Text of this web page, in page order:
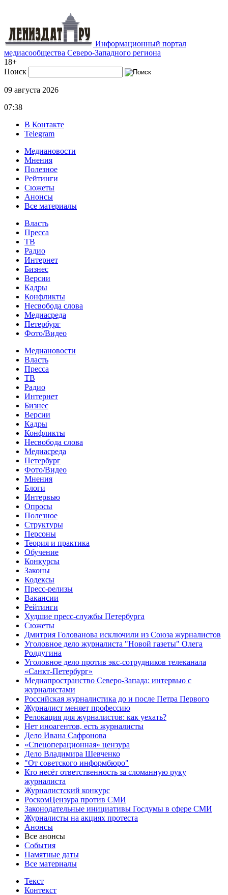
Информационный портал
медиасообщества Северо-Западного региона
18+
Поиск
09 августа 2026
07:38
В Контакте
Telegram
Медиановости
Мнения
Полезное
Рейтинги
Сюжеты
Анонсы
Все материалы
Власть
Пресса
ТВ
Радио
Интернет
Бизнес
Версии
Кадры
Конфликты
Несвобода слова
Медиасреда
Петербург
Фото/Видео
Медиановости
Власть
Пресса
ТВ
Радио
Интернет
Бизнес
Версии
Кадры
Конфликты
Несвобода слова
Медиасреда
Петербург
Фото/Видео
Мнения
Блоги
Интервью
Опросы
Полезное
Структуры
Персоны
Теория и практика
Обучение
Конкурсы
Законы
Кодексы
Пресс-релизы
Вакансии
Рейтинги
Худшие пресс-службы Петербурга
Сюжеты
Дмитрия Голованова исключили из Союза журналистов
Уголовное дело журналиста "Новой газеты" Олега
Ролдугина
Уголовное дело против экс-сотрудников телеканала
«Санкт-Петербург»
Медиапространство Северо-Запада: интервью с
журналистами
Российская журналистика до и после Петра Первого
Журналист меняет профессию
Релокация для журналистов: как уехать?
Нет иноагентов, есть журналисты
Дело Ивана Сафронова
«Спецоперационная» цензура
Дело Владимира Шевченко
"От советского информбюро"
Кто несёт ответственность за сломанную руку
журналиста
Журналистский конкурс
РоскомЦензура против СМИ
Законодательные инициативы Госдумы в сфере СМИ
Журналисты на акциях протеста
Анонсы
Все анонсы
События
Памятные даты
Все материалы
Текст
Контекст